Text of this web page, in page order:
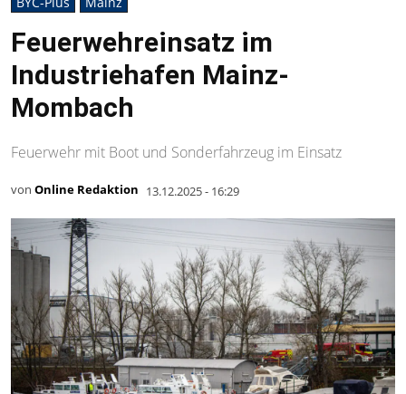
Feuerwehreinsatz im
Industriehafen Mainz-
Mombach
Feuerwehr mit Boot und Sonderfahrzeug im Einsatz
von Online Redaktion 13.12.2025 - 16:29